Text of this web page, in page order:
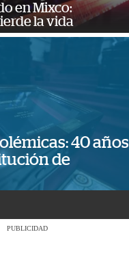
en Mixco:
la vida
40 años
de
PUBLICIDAD